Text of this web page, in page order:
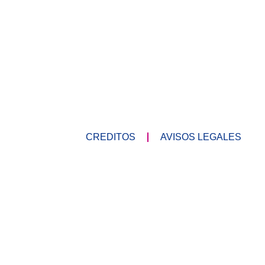
CREDITOS AVISOS LEGALES